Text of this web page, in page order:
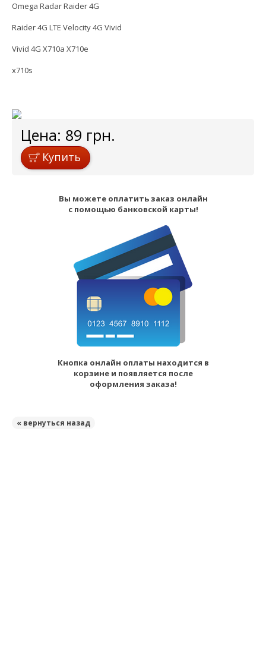
Omega Radar Raider 4G
Raider 4G LTE Velocity 4G Vivid
Vivid 4G X710a X710e
x710s
Цена: 89 грн.
Купить
Вы можете оплатить заказ онлайн
с помощью банковской карты!
Кнопка онлайн оплаты находится в
корзине и появляется после
оформления заказа!
« вернуться назад